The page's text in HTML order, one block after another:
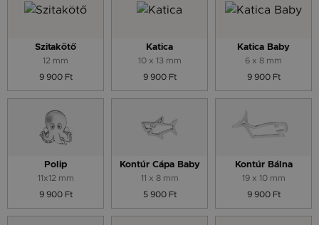
Szitakötő
12 mm
9 900 Ft
Katica
10 x 13 mm
9 900 Ft
Katica Baby
6 x 8 mm
9 900 Ft
Polip
11x12 mm
9 900 Ft
Kontúr Cápa Baby
11 x 8 mm
5 900 Ft
Kontúr Bálna
19 x 10 mm
9 900 Ft